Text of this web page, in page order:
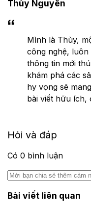
Thùy Nguyễn
Mình là Thùy,
công nghệ,
thông tin mới
khám phá các
hy vọng sẽ
bài viết hữu ích,
Hỏi và đáp
Có 0 bình luận
Bài viết liên quan